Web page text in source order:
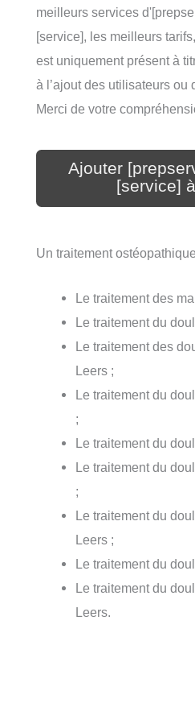
meilleurs services
[service], les meilleurs
est uniquement présent à
à l’ajout des utilisateurs ou
Merci de votre
Ajouter
[service]
Un traitement
Le traitement des
Le traitement du
Le traitement des
Leers ;
Le traitement du
;
Le traitement du
Le traitement du
;
Le traitement du
Leers ;
Le traitement du
Le traitement du
Leers.